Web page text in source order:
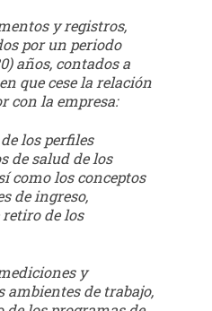
y registros,
por un periodo
años, contados a
que cese la relación
con la empresa:
los perfiles
de salud de los
como los conceptos
de ingreso,
de los
y
ambientes de trabajo,